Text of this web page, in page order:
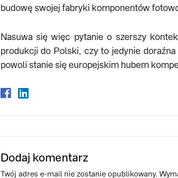
budowę swojej fabryki komponentów
Nasuwa się więc pytanie o szerszy
produkcji do Polski, czy to jedynie
powoli stanie się europejskim hubem
Dodaj komentarz
Twój adres e-mail nie zostanie opublikowany.